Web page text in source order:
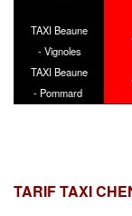
TAXI Beaune
- Vignoles
TAXI Beaune
- Pommard
TARIF TAXI